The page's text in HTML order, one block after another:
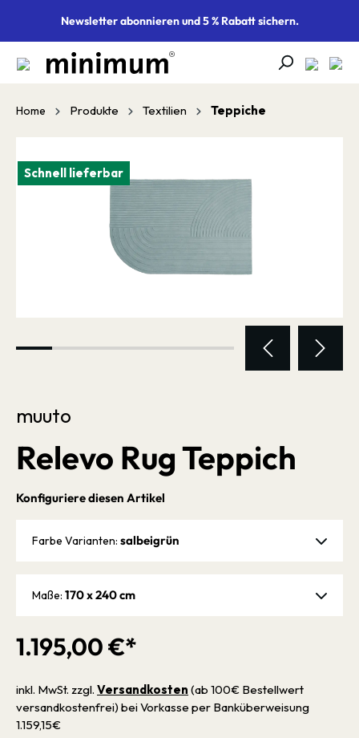
springenNewsletter abonnieren und 5 % Rabatt sichern.
Home Produkte Textilien Teppiche
Schnell lieferbar
muuto
Relevo Rug Teppich
1.195,00 €*
inkl. MwSt. zzgl. Versandkosten (ab 100€ Bestellwert
versandkostenfrei) bei Vorkasse per Banküberweisung
1.159,15€
Konfiguriere diesen Artikel
Farbe Varianten: salbeigrün
Maße: 170 x 240 cm